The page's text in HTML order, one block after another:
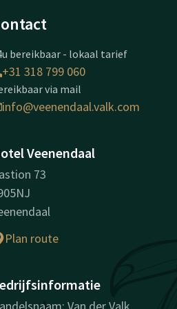
bereikbaar - lokaal tarief
+31 318 799 060
via mail
info@veenendaal.valk.com
Veenendaal
73
Plan route